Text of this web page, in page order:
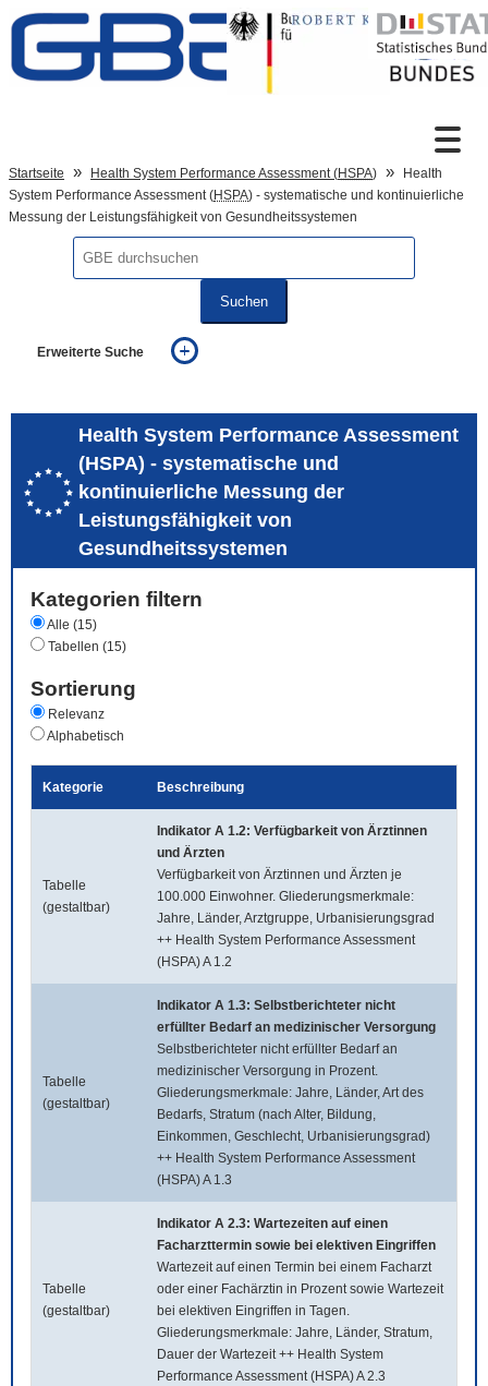
Zum Inhalt
Sprachumschaltung
Startseite Health System Performance Assessment (HSPA)
Health
System Performance Assessment (HSPA) - systematische und kontinuierliche
Messung der Leistungsfähigkeit von Gesundheitssystemen
Suchen
Erweiterte Suche
auch in allen Texten suchen (Volltextsuche)
auch Synonyme einbeziehen
auch ähnlich geschriebenes einbeziehen
Health System Performance Assessment
(HSPA) - systematische und
kontinuierliche Messung der
Leistungsfähigkeit von
Gesundheitssystemen
Kategorien filtern
Alle (15)
Tabellen (15)
Sortierung
Relevanz
Alphabetisch
Kategorie Beschreibung
Tabelle
(gestaltbar)
Indikator A 1.2: Verfügbarkeit von Ärztinnen
und Ärzten
Verfügbarkeit von Ärztinnen und Ärzten je
100.000 Einwohner. Gliederungsmerkmale:
Jahre, Länder, Arztgruppe, Urbanisierungsgrad
++ Health System Performance Assessment
(HSPA) A 1.2
Tabelle
(gestaltbar)
Indikator A 1.3: Selbstberichteter nicht
erfüllter Bedarf an medizinischer Versorgung
Selbstberichteter nicht erfüllter Bedarf an
medizinischer Versorgung in Prozent.
Gliederungsmerkmale: Jahre, Länder, Art des
Bedarfs, Stratum (nach Alter, Bildung,
Einkommen, Geschlecht, Urbanisierungsgrad)
++ Health System Performance Assessment
(HSPA) A 1.3
Tabelle
(gestaltbar)
Indikator A 2.3: Wartezeiten auf einen
Facharzttermin sowie bei elektiven Eingriffen
Wartezeit auf einen Termin bei einem Facharzt
oder einer Fachärztin in Prozent sowie Wartezeit
bei elektiven Eingriffen in Tagen.
Gliederungsmerkmale: Jahre, Länder, Stratum,
Dauer der Wartezeit ++ Health System
Performance Assessment (HSPA) A 2.3